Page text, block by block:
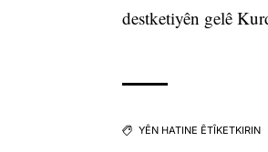
destketiyên gelê
YÊN HATINE ÊTÎKETKIRIN